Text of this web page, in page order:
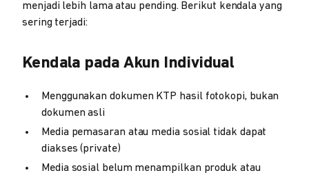
menjadi lebih lama atau pending. Berikut kendala yang
sering terjadi:
Kendala pada Akun Individual
Menggunakan dokumen KTP hasil fotokopi, bukan
dokumen asli
Media pemasaran atau media sosial tidak dapat
diakses (private)
Media sosial belum menampilkan produk atau